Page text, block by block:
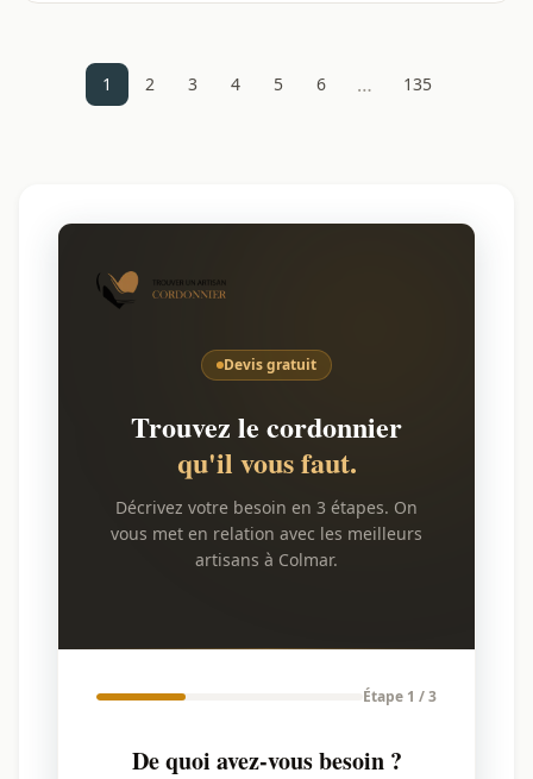
1 2 3 4 5 6 … 135
Devis gratuit
Trouvez le cordonnier
qu'il vous faut.
Décrivez votre besoin en 3 étapes. On
vous met en relation avec les meilleurs
artisans à Colmar.
Étape 1 / 3
De quoi avez-vous besoin ?